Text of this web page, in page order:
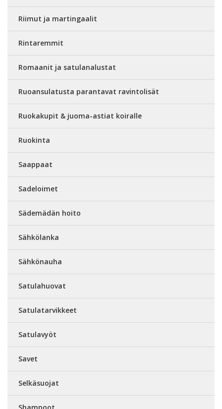
Riimut ja martingaalit
Rintaremmit
Romaanit ja satulanalustat
Ruoansulatusta parantavat ravintolisät
Ruokakupit & juoma-astiat koiralle
Ruokinta
Saappaat
Sadeloimet
Sädemädän hoito
Sähkölanka
Sähkönauha
Satulahuovat
Satulatarvikkeet
Satulavyöt
Savet
Selkäsuojat